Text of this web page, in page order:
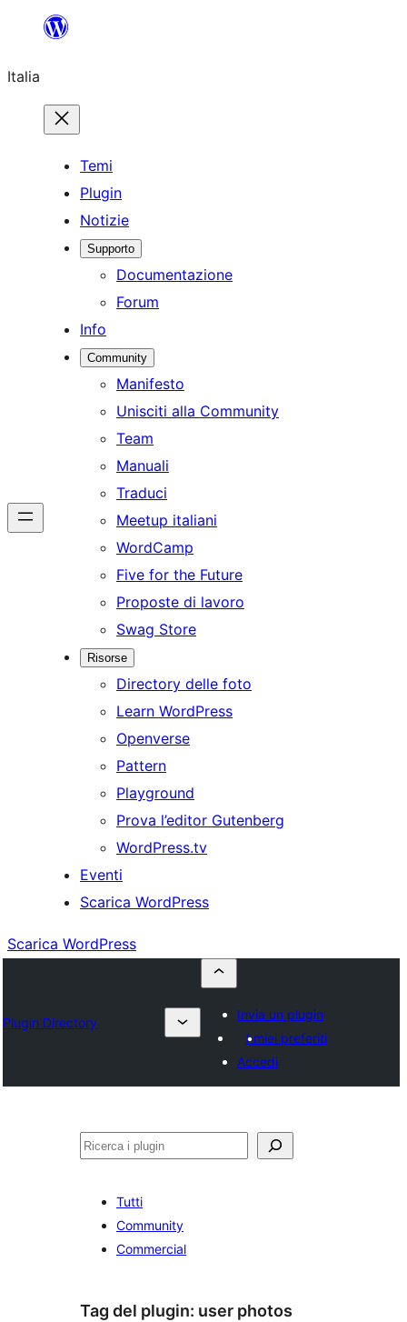
contenuto
Italia
Temi
Plugin
Notizie
Supporto
Documentazione
Forum
Info
Community
Manifesto
Unisciti alla Community
Team
Manuali
Traduci
Meetup italiani
WordCamp
Five for the Future
Proposte di lavoro
Swag Store
Risorse
Directory delle foto
Learn WordPress
Openverse
Pattern
Playground
Prova l’editor Gutenberg
WordPress.tv
Eventi
Scarica WordPress
Scarica WordPress
Plugin Directory
Invia un plugin
I miei preferiti
Accedi
Cerca
Tutti
Community
Commercial
Tag del plugin: user photos